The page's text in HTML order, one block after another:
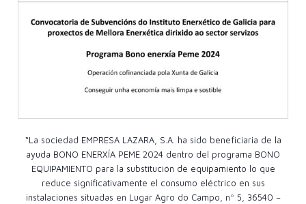
“La sociedad EMPRESA LAZARA, S.A. ha sido beneficiaria de la
ayuda BONO ENERXÍA PEME 2024 dentro del programa BONO
EQUIPAMIENTO para la substitución de equipamiento lo que
reduce significativamente el consumo eléctrico en sus
instalaciones situadas en Lugar Agro do Campo, nº 5, 36540 –